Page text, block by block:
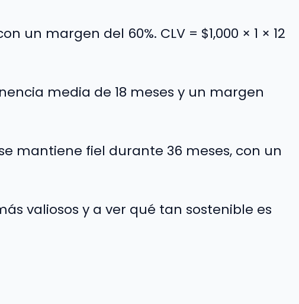
un margen del 60%. CLV = $1,000 × 1 × 12
media de 18 meses y un margen
mantiene fiel durante 36 meses, con un
valiosos y a ver qué tan sostenible es